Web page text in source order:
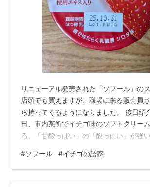
リニューアル発売された「ソフール」の
店頭でも買えますが、職場に来る販売員
ら持ってくるようになりました。 後日紹
日、市内某所でイチゴ味のソフトクリー
ろ、「甘酸っぱい」の「酸っぱい」が強
しまったことがありました。 でもこちら
いで知られる「あまおう」配合というこ
酸っぱいという感じが全然なく、「これ
#ソフール #イチゴの誘惑